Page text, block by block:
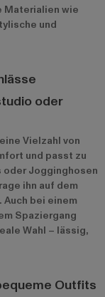
Materialien wie
und
oder
Vielzahl von
und passt zu
oder Jogginghosen
ihn auf dem
bei einem
Spaziergang
Wahl – lässig,
Outfits